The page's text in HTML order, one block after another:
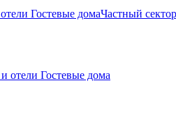
Гостевые домаЧастный сектор
отели Гостевые дома